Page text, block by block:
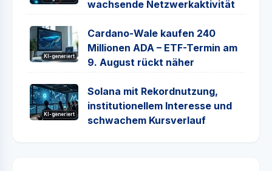
wachsende Netzwerkaktivität
KI-generiert
Cardano-Wale kaufen 240
Millionen ADA – ETF-Termin am
9. August rückt näher
KI-generiert
Solana mit Rekordnutzung,
institutionellem Interesse und
schwachem Kursverlauf